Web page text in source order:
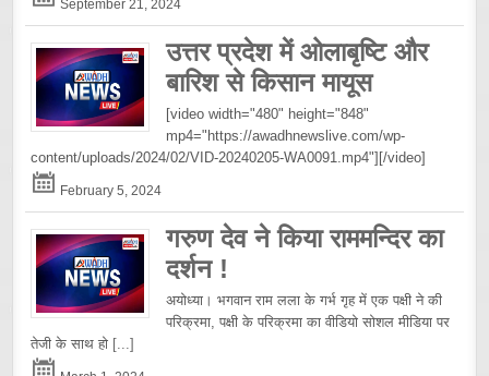
September 21, 2024
उत्तर प्रदेश में ओलाबृष्टि और
बारिश से किसान मायूस
[video width="480" height="848"
mp4="https://awadhnewslive.com/wp-
content/uploads/2024/02/VID-20240205-WA0091.mp4"][/video]
February 5, 2024
गरुण देव ने किया राममन्दिर का
दर्शन !
अयोध्या। भगवान राम लला के गर्भ गृह में एक पक्षी ने की
परिक्रमा, पक्षी के परिक्रमा का वीडियो सोशल मीडिया पर
तेजी के साथ हो [...]